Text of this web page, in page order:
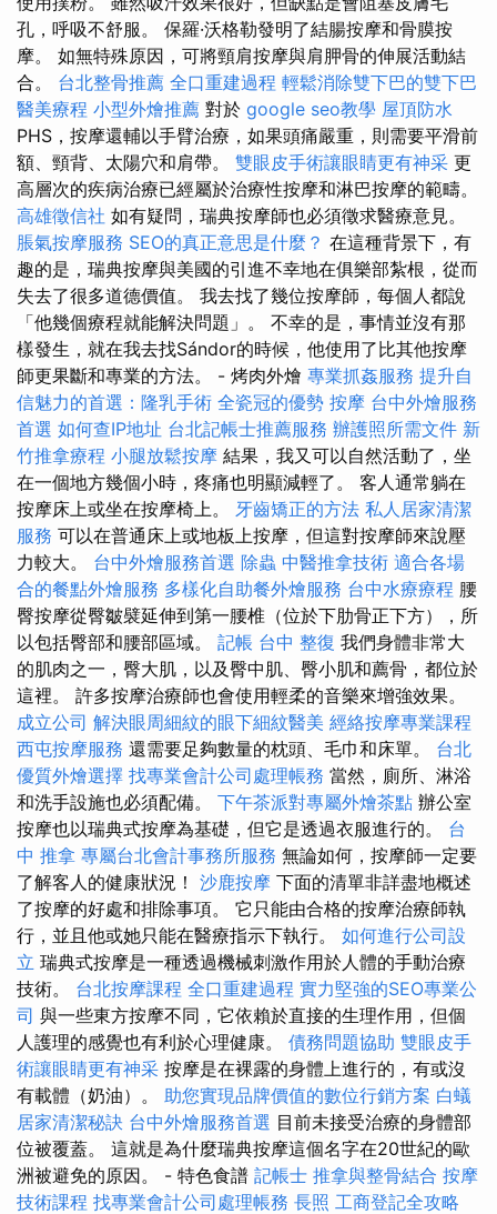
孔，呼吸不舒服。 保羅·沃格勒發明了結腸按摩和骨膜按
摩。 如無特殊原因，可將頸肩按摩與肩胛骨的伸展活動結
合。 台北整骨推薦 全口重建過程 輕鬆消除雙下巴的雙下巴
醫美療程 小型外燴推薦 對於 google seo教學 屋頂防水
PHS，按摩還輔以手臂治療，如果頭痛嚴重，則需要平滑前
額、頸背、太陽穴和肩帶。 雙眼皮手術讓眼睛更有神采 更
高層次的疾病治療已經屬於治療性按摩和淋巴按摩的範疇。
高雄徵信社 如有疑問，瑞典按摩師也必須徵求醫療意見。
脹氣按摩服務 SEO的真正意思是什麼？ 在這種背景下，有
趣的是，瑞典按摩與美國的引進不幸地在俱樂部紮根，從而
失去了很多道德價值。 我去找了幾位按摩師，每個人都說
「他幾個療程就能解決問題」。 不幸的是，事情並沒有那
樣發生，就在我去找Sándor的時候，他使用了比其他按摩
師更果斷和專業的方法。 - 烤肉外燴 專業抓姦服務 提升自
信魅力的首選：隆乳手術 全瓷冠的優勢 按摩 台中外燴服務
首選 如何查IP地址 台北記帳士推薦服務 辦護照所需文件 新
竹推拿療程 小腿放鬆按摩 結果，我又可以自然活動了，坐
在一個地方幾個小時，疼痛也明顯減輕了。 客人通常躺在
按摩床上或坐在按摩椅上。 牙齒矯正的方法 私人居家清潔
服務 可以在普通床上或地板上按摩，但這對按摩師來說壓
力較大。 台中外燴服務首選 除蟲 中醫推拿技術 適合各場
合的餐點外燴服務 多樣化自助餐外燴服務 台中水療療程 腰
臀按摩從臀皺襞延伸到第一腰椎（位於下肋骨正下方），所
以包括臀部和腰部區域。 記帳 台中 整復 我們身體非常大
的肌肉之一，臀大肌，以及臀中肌、臀小肌和薦骨，都位於
這裡。 許多按摩治療師也會使用輕柔的音樂來增強效果。
成立公司 解決眼周細紋的眼下細紋醫美 經絡按摩專業課程
西屯按摩服務 還需要足夠數量的枕頭、毛巾和床單。 台北
優質外燴選擇 找專業會計公司處理帳務 當然，廁所、淋浴
和洗手設施也必須配備。 下午茶派對專屬外燴茶點 辦公室
按摩也以瑞典式按摩為基礎，但它是透過衣服進行的。 台
中 推拿 專屬台北會計事務所服務 無論如何，按摩師一定要
了解客人的健康狀況！ 沙鹿按摩 下面的清單非詳盡地概述
了按摩的好處和排除事項。 它只能由合格的按摩治療師執
行，並且他或她只能在醫療指示下執行。 如何進行公司設
立 瑞典式按摩是一種透過機械刺激作用於人體的手動治療
技術。 台北按摩課程 全口重建過程 實力堅強的SEO專業公
司 與一些東方按摩不同，它依賴於直接的生理作用，但個
人護理的感覺也有利於心理健康。 債務問題協助 雙眼皮手
術讓眼睛更有神采 按摩是在裸露的身體上進行的，有或沒
有載體（奶油）。 助您實現品牌價值的數位行銷方案 白蟻
居家清潔秘訣 台中外燴服務首選 目前未接受治療的身體部
位被覆蓋。 這就是為什麼瑞典按摩這個名字在20世紀的歐
洲被避免的原因。 - 特色食譜 記帳士 推拿與整骨結合 按摩
技術課程 找專業會計公司處理帳務 長照 工商登記全攻略